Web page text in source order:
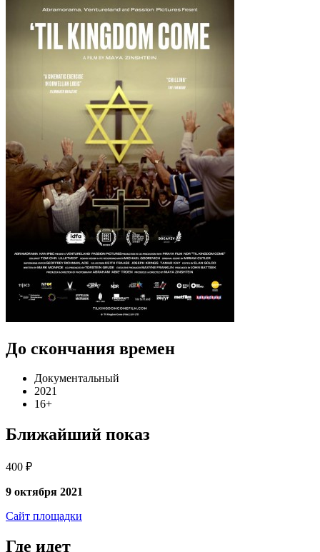
До скончания времен
Документальный
2021
16+
Ближайший показ
400 ₽
9 октября 2021
Сайт площадки
Где идет